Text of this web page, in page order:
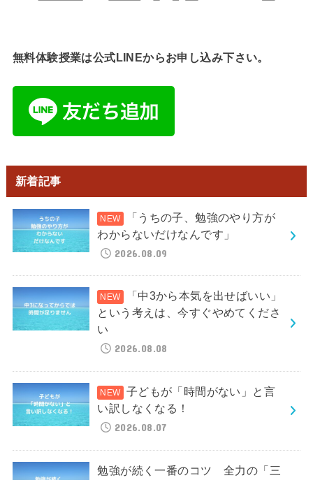
無料体験授業は公式LINEからお申し込み下さい。
新着記事
「うちの子、勉強のやり方が
わからないだけなんです」
2026.08.09
「中3から本気を出せばいい」
という考えは、今すぐやめてくださ
い
2026.08.08
子どもが「時間がない」と言
い訳しなくなる！
2026.08.07
勉強が続く一番のコツ 全力の「三